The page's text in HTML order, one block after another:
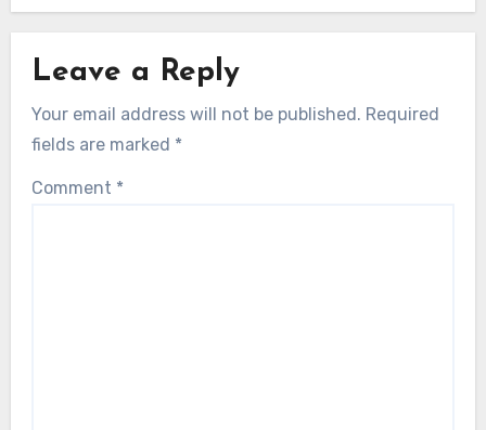
Leave a Reply
Your email address will not be published. Required
fields are marked *
Comment *